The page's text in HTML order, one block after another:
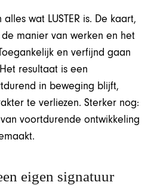
wat LUSTER is. De kaart,
manier van werken en het
en verfijnd gaan
resultaat is een
in beweging blijft,
te verliezen. Sterker nog:
voortdurende ontwikkeling
eigen signatuur